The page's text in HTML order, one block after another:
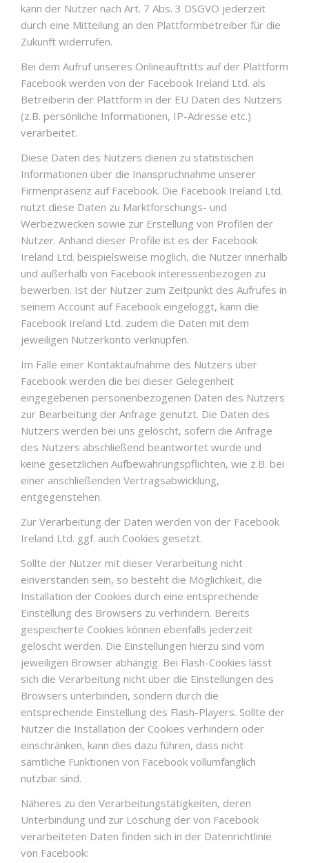
kann der Nutzer nach Art. 7 Abs. 3 DSGVO jederzeit
durch eine Mitteilung an den Plattformbetreiber für die
Zukunft widerrufen.
Bei dem Aufruf unseres Onlineauftritts auf der Plattform
Facebook werden von der Facebook Ireland Ltd. als
Betreiberin der Plattform in der EU Daten des Nutzers
(z.B. persönliche Informationen, IP-Adresse etc.)
verarbeitet.
Diese Daten des Nutzers dienen zu statistischen
Informationen über die Inanspruchnahme unserer
Firmenpräsenz auf Facebook. Die Facebook Ireland Ltd.
nutzt diese Daten zu Marktforschungs- und
Werbezwecken sowie zur Erstellung von Profilen der
Nutzer. Anhand dieser Profile ist es der Facebook
Ireland Ltd. beispielsweise möglich, die Nutzer innerhalb
und außerhalb von Facebook interessenbezogen zu
bewerben. Ist der Nutzer zum Zeitpunkt des Aufrufes in
seinem Account auf Facebook eingeloggt, kann die
Facebook Ireland Ltd. zudem die Daten mit dem
jeweiligen Nutzerkonto verknüpfen.
Im Falle einer Kontaktaufnahme des Nutzers über
Facebook werden die bei dieser Gelegenheit
eingegebenen personenbezogenen Daten des Nutzers
zur Bearbeitung der Anfrage genutzt. Die Daten des
Nutzers werden bei uns gelöscht, sofern die Anfrage
des Nutzers abschließend beantwortet wurde und
keine gesetzlichen Aufbewahrungspflichten, wie z.B. bei
einer anschließenden Vertragsabwicklung,
entgegenstehen.
Zur Verarbeitung der Daten werden von der Facebook
Ireland Ltd. ggf. auch Cookies gesetzt.
Sollte der Nutzer mit dieser Verarbeitung nicht
einverstanden sein, so besteht die Möglichkeit, die
Installation der Cookies durch eine entsprechende
Einstellung des Browsers zu verhindern. Bereits
gespeicherte Cookies können ebenfalls jederzeit
gelöscht werden. Die Einstellungen hierzu sind vom
jeweiligen Browser abhängig. Bei Flash-Cookies lässt
sich die Verarbeitung nicht über die Einstellungen des
Browsers unterbinden, sondern durch die
entsprechende Einstellung des Flash-Players. Sollte der
Nutzer die Installation der Cookies verhindern oder
einschränken, kann dies dazu führen, dass nicht
sämtliche Funktionen von Facebook vollumfänglich
nutzbar sind.
Näheres zu den Verarbeitungstätigkeiten, deren
Unterbindung und zur Löschung der von Facebook
verarbeiteten Daten finden sich in der Datenrichtlinie
von Facebook: